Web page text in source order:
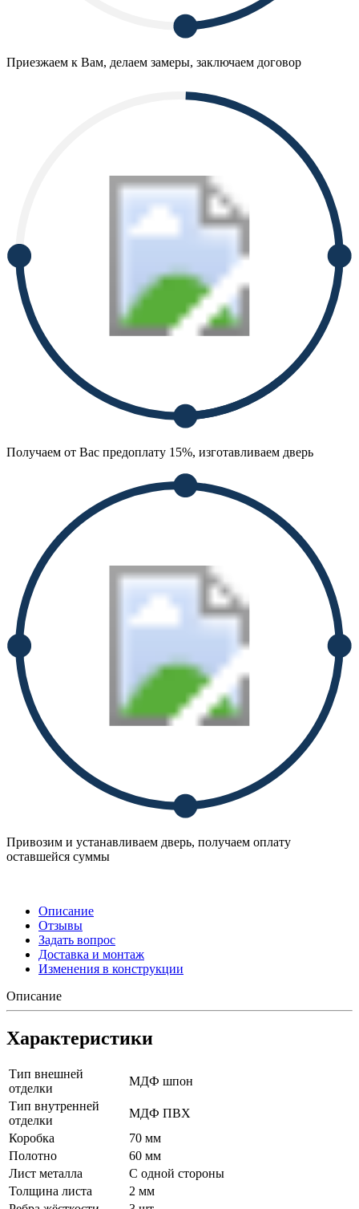
Приезжаем к Вам, делаем замеры, заключаем договор
Получаем от Вас предоплату 15%, изготавливаем дверь
Привозим и устанавливаем дверь, получаем оплату
оставшейся суммы
Описание
Отзывы
Задать вопрос
Доставка и монтаж
Изменения в конструкции
Описание
Характеристики
Тип внешней
отделки
МДФ шпон
Тип внутренней
отделки
МДФ ПВХ
Коробка
70 мм
Полотно
60 мм
Лист металла
С одной стороны
Толщина листа
2 мм